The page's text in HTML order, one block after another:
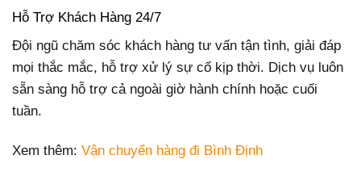
Hỗ Trợ Khách Hàng 24/7
Đội ngũ chăm sóc khách hàng tư vấn tận tình, giải đáp
mọi thắc mắc, hỗ trợ xử lý sự cố kịp thời. Dịch vụ luôn
sẵn sàng hỗ trợ cả ngoài giờ hành chính hoặc cuối
tuần.
Xem thêm: Vận chuyển hàng đi Bình Định